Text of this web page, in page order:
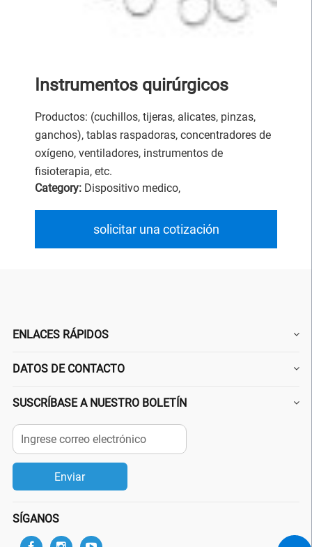
Instrumentos quirúrgicos
Productos: (cuchillos, tijeras, alicates, pinzas,
ganchos), tablas raspadoras, concentradores de
oxígeno, ventiladores, instrumentos de
fisioterapia, etc.
Category: Dispositivo medico,
solicitar una cotización
ENLACES RÁPIDOS
DATOS DE CONTACTO
SUSCRÍBASE A NUESTRO BOLETÍN
SÍGANOS